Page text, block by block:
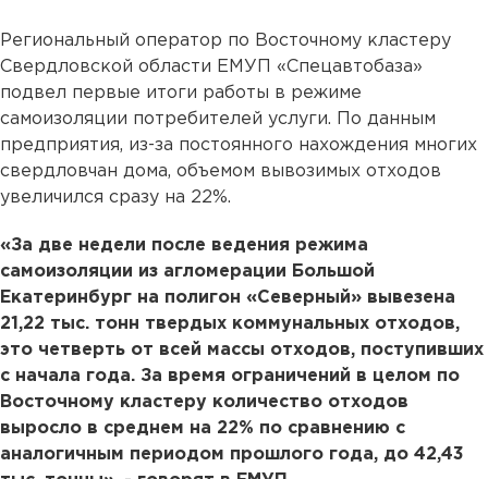
Региональный оператор по Восточному кластеру
Свердловской области ЕМУП «Спецавтобаза»
подвел первые итоги работы в режиме
самоизоляции потребителей услуги. По данным
предприятия, из-за постоянного нахождения многих
свердловчан дома, объемом вывозимых отходов
увеличился сразу на 22%.
«За две недели после ведения режима
самоизоляции из агломерации Большой
Екатеринбург на полигон «Северный» вывезена
21,22 тыс. тонн твердых коммунальных отходов,
это четверть от всей массы отходов, поступивших
с начала года. За время ограничений в целом по
Восточному кластеру количество отходов
выросло в среднем на 22% по сравнению с
аналогичным периодом прошлого года, до 42,43